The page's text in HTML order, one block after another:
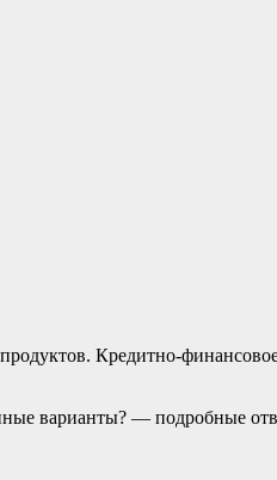
Кредитно-
варианты? — подробные